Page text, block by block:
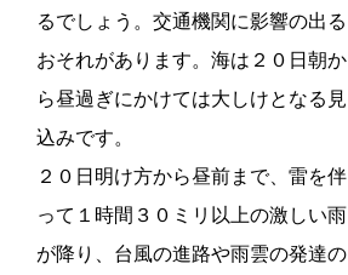
るでしょう。交通機関に影響の出る
おそれがあります。海は２０日朝か
ら昼過ぎにかけては大しけとなる見
込みです。
２０日明け方から昼前まで、雷を伴
って１時間３０ミリ以上の激しい雨
が降り、台風の進路や雨雲の発達の